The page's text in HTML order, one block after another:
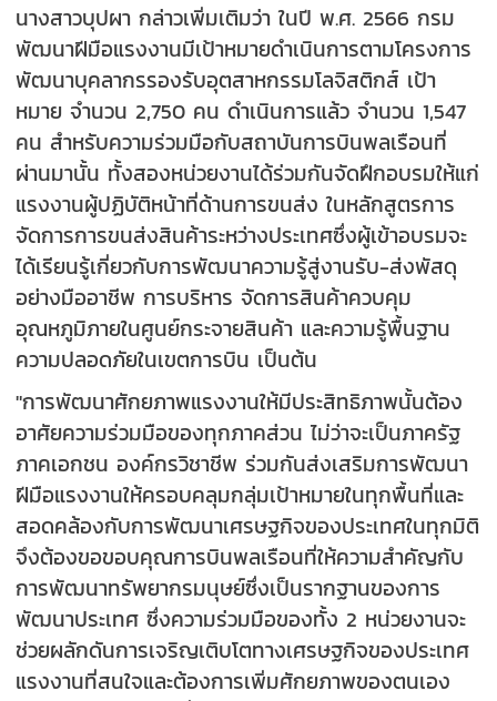
นางสาวบุปผา กล่าวเพิ่มเติมว่า ในปี พ.ศ. 2566 กรม
พัฒนาฝีมือแรงงานมีเป้าหมายดำเนินการตามโครงการ
พัฒนาบุคลากรรองรับอุตสาหกรรมโลจิสติกส์ เป้า
หมาย จำนวน 2,750 คน ดำเนินการแล้ว จำนวน 1,547
คน สำหรับความร่วมมือกับสถาบันการบินพลเรือนที่
ผ่านมานั้น ทั้งสองหน่วยงานได้ร่วมกันจัดฝึกอบรมให้แก่
แรงงานผู้ปฏิบัติหน้าที่ด้านการขนส่ง ในหลักสูตรการ
จัดการการขนส่งสินค้าระหว่างประเทศซึ่งผู้เข้าอบรมจะ
ได้เรียนรู้เกี่ยวกับการพัฒนาความรู้สู่งานรับ-ส่งพัสดุ
อย่างมืออาชีพ การบริหาร จัดการสินค้าควบคุม
อุณหภูมิภายในศูนย์กระจายสินค้า และความรู้พื้นฐาน
ความปลอดภัยในเขตการบิน เป็นต้น
"การพัฒนาศักยภาพแรงงานให้มีประสิทธิภาพนั้นต้อง
อาศัยความร่วมมือของทุกภาคส่วน ไม่ว่าจะเป็นภาครัฐ
ภาคเอกชน องค์กรวิชาชีพ ร่วมกันส่งเสริมการพัฒนา
ฝีมือแรงงานให้ครอบคลุมกลุ่มเป้าหมายในทุกพื้นที่และ
สอดคล้องกับการพัฒนาเศรษฐกิจของประเทศในทุกมิติ
จึงต้องขอขอบคุณการบินพลเรือนที่ให้ความสำคัญกับ
การพัฒนาทรัพยากรมนุษย์ซึ่งเป็นรากฐานของการ
พัฒนาประเทศ ซึ่งความร่วมมือของทั้ง 2 หน่วยงานจะ
ช่วยผลักดันการเจริญเติบโตทางเศรษฐกิจของประเทศ
แรงงานที่สนใจและต้องการเพิ่มศักยภาพของตนเอง